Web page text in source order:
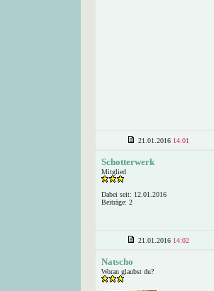
21.01.2016 14:01
Schotterwerk
Mitglied
Dabei seit: 12.01.2016
Beiträge: 2
21.01.2016 14:02
Natscho
Woran glaubst du?